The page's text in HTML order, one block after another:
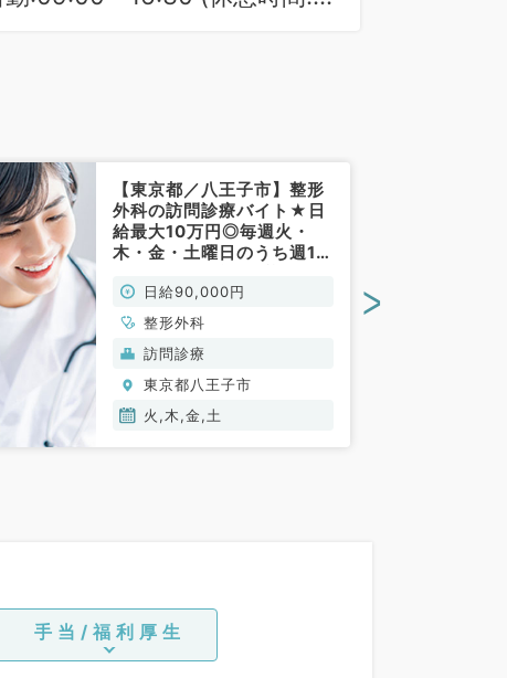
【東京都／八王子市】整形
外科の訪問診療バイト★日
給最大10万円◎毎週火・
木・金・土曜日のうち週1曜
ドライバー同行あり◆（整
形外科／非常勤）
日給90,000円
整形外科
訪問診療
東京都八王子市
火,木,金,土
>
手当/福利厚生